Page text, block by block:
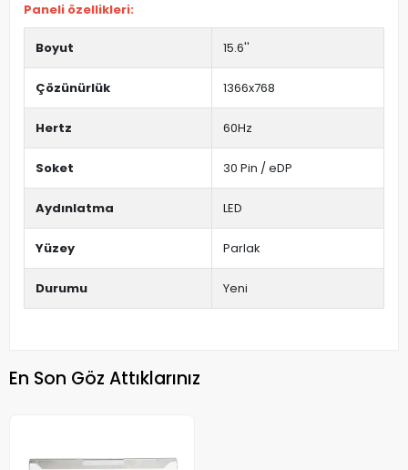
Paneli özellikleri:
Boyut 15.6''
Çözünürlük 1366x768
Hertz 60Hz
Soket 30 Pin / eDP
Aydınlatma LED
Yüzey Parlak
Durumu Yeni
En Son Göz Attıklarınız